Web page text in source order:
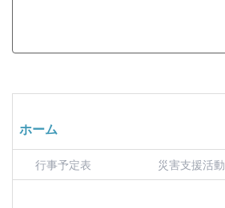
ホーム
行事予定表 災害支援活動